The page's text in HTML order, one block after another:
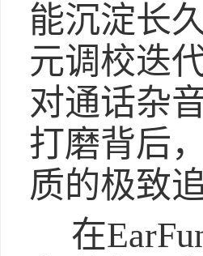
能沉淀长
元调校迭
对通话杂
打磨背后
质的极致追
在